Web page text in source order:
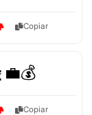
Copiar
Copiar